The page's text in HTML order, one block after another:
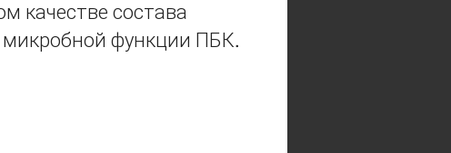
качестве состава
микробной функции ПБК.
дерново-подзолистой